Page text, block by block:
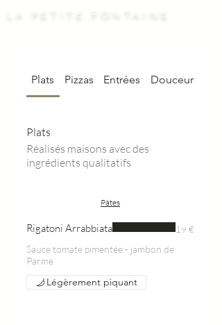
LA PETITE FONTAINE
Plats Pizzas Entrées Douceurs
Plats
Réalisés maisons avec des
ingrédients qualitatifs
Pâtes
Rigatoni Arrabbiata
Sauce tomate pimentée - jambon de
Parme
19 €
Légèrement piquant